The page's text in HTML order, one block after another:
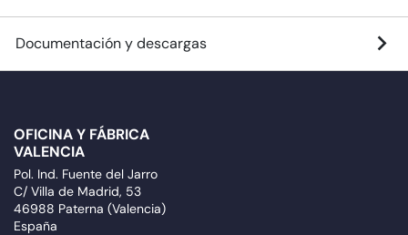
Documentación y descargas
OFICINA Y FÁBRICA
VALENCIA
Pol. Ind. Fuente del Jarro
C/ Villa de Madrid, 53
46988 Paterna (Valencia)
España